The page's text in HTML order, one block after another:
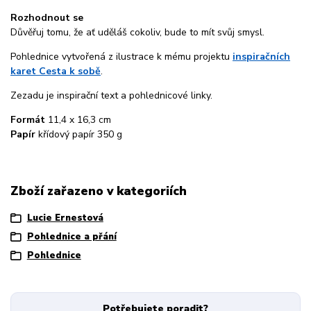
Rozhodnout se
Důvěřuj tomu, že ať uděláš cokoliv, bude to mít svůj smysl.
Pohlednice vytvořená z ilustrace k mému projektu inspiračních
karet Cesta k sobě.
Zezadu je inspirační text a pohlednicové linky.
Formát 11,4 x 16,3 cm
Papír křídový papír 350 g
Zboží zařazeno v kategoriích
Lucie Ernestová
Pohlednice a přání
Pohlednice